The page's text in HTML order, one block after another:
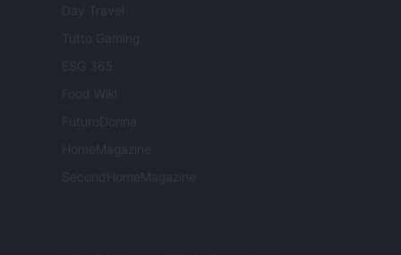
Day Travel
Tutto Gaming
ESG 365
Food Wiki
FuturoDonna
HomeMagazine
SecondHomeMagazine